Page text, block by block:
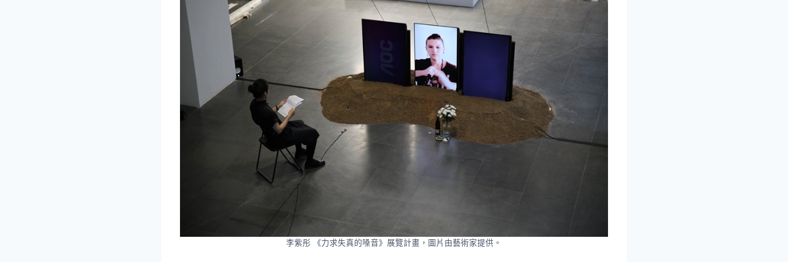
李紫彤 《力求失真的嗓音》展覽計畫，圖片由藝術家提供。